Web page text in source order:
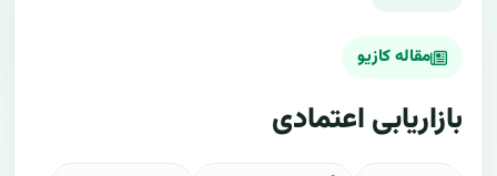
مقاله کازیو
بازاریابی اعتمادی